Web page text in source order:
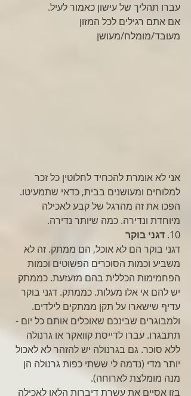
עברו תהליך של עישון כאמור לעיל.
אם אתם רגילים לכל המזון
מעובד/מומלח/מעושן
אני לא אומרת להכחיד לחלוטין כל זכר
למלוחים ומעושנים בבית, כדאי שתמעיטו.
הפכו את זה מהרגל של קבע לאכילה
מיוחדת ונדירה. כמה שיותר נדירה.
10. דגני בוקר
דגני בוקר הם לא אוכל, הם ממתק. זה לא
משביע וכמות הסוכרים הפשוטים וכמות
הפחמימות הכללית בהם מזעזעת. כממתק
יש להם אי אלו מעלות. כממתק. דגני בוקר
עדיף שישארו על תקן ממתקים לילדים.
ולמבוגרים שבינכם שאוכלים אותם כל יום -
תתבגרו. עברו לדייסת קוואקר או גרנולה
ללא סוכר. גם בגרנולה יש להזהר לא לאכול
יותר מדי (נדמה לי ששתי כפות גרנולה הן
מנה מומלצת לארוחה).
בזו אסיים את עשרת דיברות הלאו לאכילה